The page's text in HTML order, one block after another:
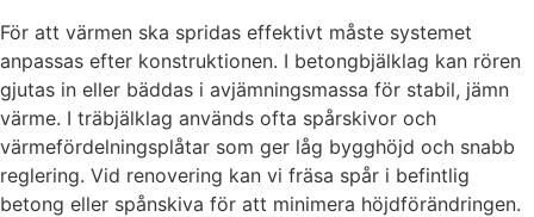
För att värmen ska spridas effektivt måste systemet
anpassas efter konstruktionen. I betongbjälklag kan rören
gjutas in eller bäddas i avjämningsmassa för stabil, jämn
värme. I träbjälklag används ofta spårskivor och
värmefördelningsplåtar som ger låg bygghöjd och snabb
reglering. Vid renovering kan vi fräsa spår i befintlig
betong eller spånskiva för att minimera höjdförändringen.